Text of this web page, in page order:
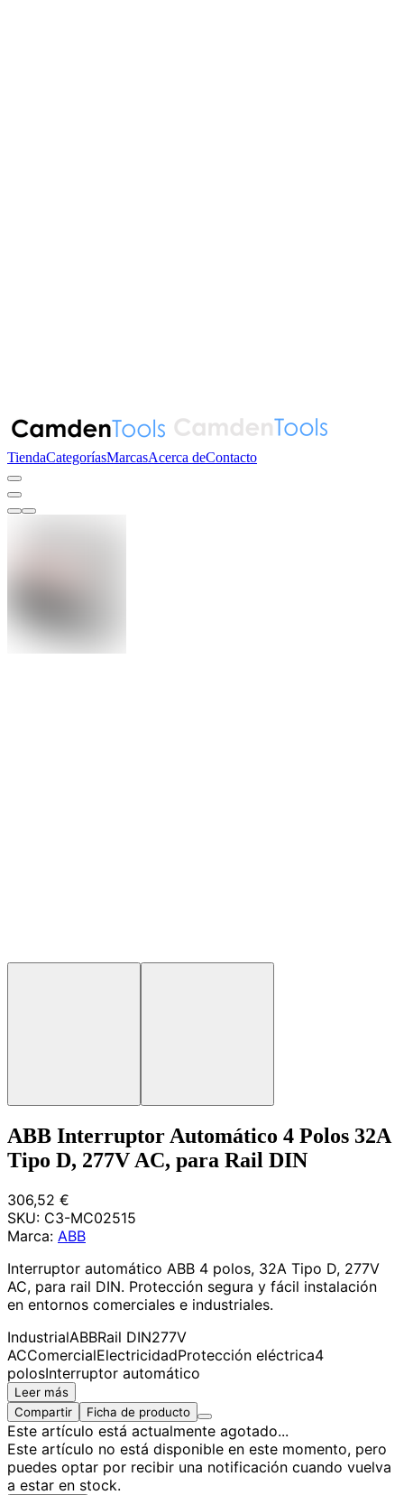
TiendaCategoríasMarcasAcerca deContacto
ABB Interruptor Automático 4 Polos 32A
Tipo D, 277V AC, para Rail DIN
306,52 €
SKU: C3-MC02515
Marca: ABB
Interruptor automático ABB 4 polos, 32A Tipo D, 277V
AC, para rail DIN. Protección segura y fácil instalación
en entornos comerciales e industriales.
IndustrialABBRail DIN277V
ACComercialElectricidadProtección eléctrica4
polosInterruptor automático
Leer más
Compartir
Ficha de producto
Este artículo está actualmente agotado...
Este artículo no está disponible en este momento, pero
puedes optar por recibir una notificación cuando vuelva
a estar en stock.